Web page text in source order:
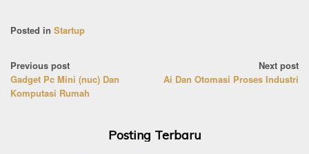
Posted in Startup
Post
navigation
Previous post
Gadget Pc Mini (nuc) Dan
Komputasi Rumah
Next post
Ai Dan Otomasi Proses Industri
Posting Terbaru